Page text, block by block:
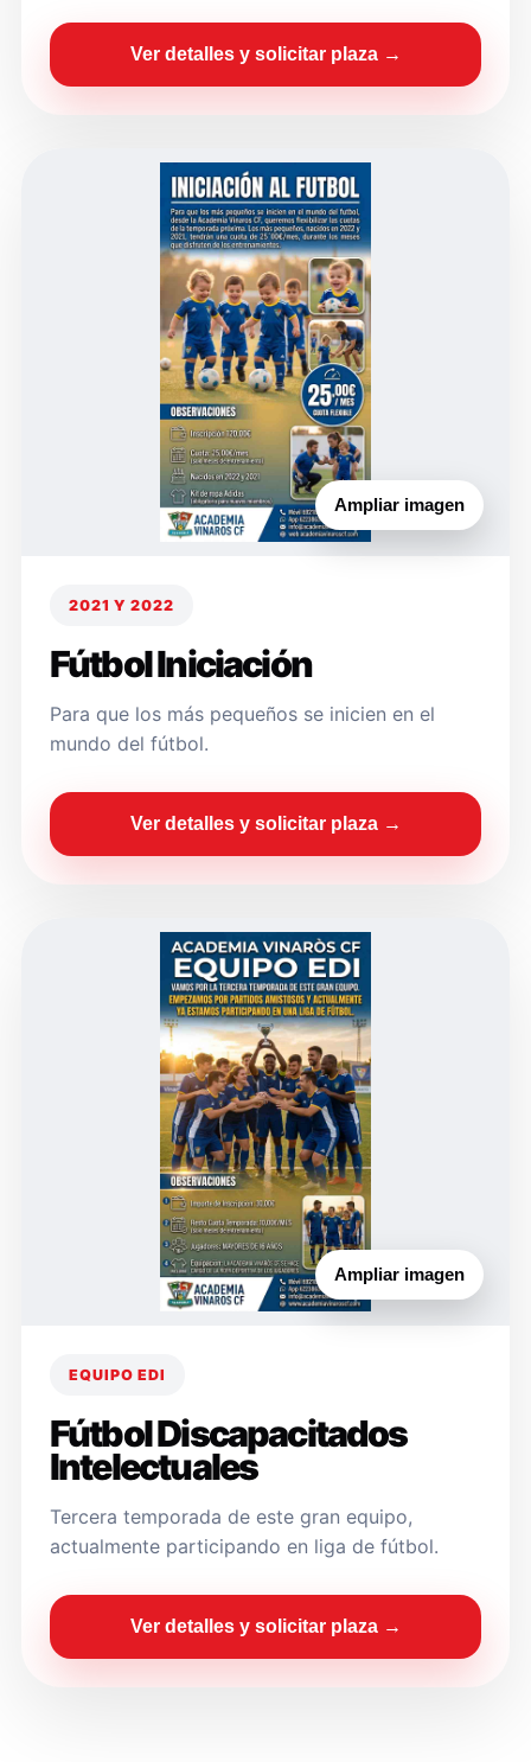
Ver detalles y solicitar plaza →
Ampliar imagen
2021 Y 2022
Fútbol Iniciación
Para que los más pequeños se inicien en el
mundo del fútbol.
Ver detalles y solicitar plaza →
Ampliar imagen
EQUIPO EDI
Fútbol Discapacitados
Intelectuales
Tercera temporada de este gran equipo,
actualmente participando en liga de fútbol.
Ver detalles y solicitar plaza →